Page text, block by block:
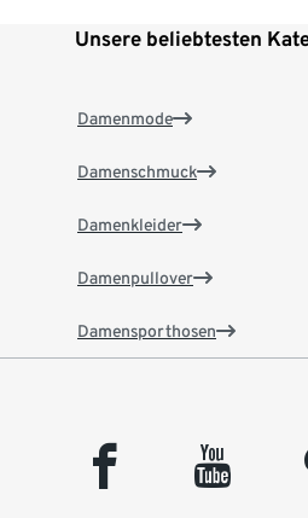
Unsere beliebtesten
Damenmode
Damenschmuck
Damenkleider
Damenpullover
Damensporthosen
facebook youtube